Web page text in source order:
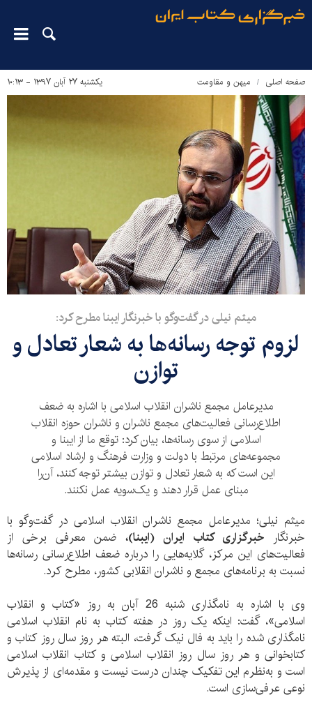
صفحه اصلی میهن و مقاومت یکشنبه ۲۷ آبان ۱۳۹۷ - ۱۰:۱۳
میثم نیلی در گفت‌وگو با خبرنگار ایبنا مطرح کرد:
لزوم توجه رسانه‌ها به شعار تعادل و
توازن
مدیرعامل مجمع ناشران انقلاب اسلامی با اشاره به ضعف
اطلاع‌رسانی فعالیت‌های مجمع ناشران و ناشران حوزه انقلاب
اسلامی از سوی رسانه‌ها، بیان کرد: توقع ما از ایبنا و
مجموعه‌های مرتبط با دولت و وزارت فرهنگ و ارشاد اسلامی
این است که به شعار تعادل و توازن بیشتر توجه کنند، آن‌را
مبنای عمل قرار دهند و یک‌سویه عمل نکنند.
میثم نیلی؛ مدیرعامل مجمع ناشران انقلاب اسلامی در گفت‌وگو با
خبرنگار خبرگزاری کتاب ایران (ایبنا)، ضمن معرفی برخی از
فعالیت‌های این مرکز، گلایه‌هایی را درباره ضعف اطلاع‌رسانی رسانه‌ها
نسبت به برنامه‌های مجمع و ناشران انقلابی کشور، مطرح کرد.
وی با اشاره به نامگذاری شنبه 26 آبان به روز «کتاب و انقلاب
اسلامی»، گفت: اینکه یک روز در هفته کتاب به نام انقلاب اسلامی
نامگذاری شده را باید به فال نیک گرفت، البته هر روز سال روز کتاب و
کتابخوانی و هر روز سال روز انقلاب اسلامی و کتاب انقلاب اسلامی
است و به‌نظرم این تفکیک چندان درست نیست و مقدمه‌ای از پذیرش
نوعی عرفی‌سازی است.